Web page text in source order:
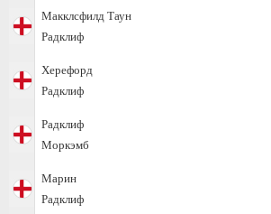
Макклсфилд Таун
Радклиф
Херефорд
Радклиф
Радклиф
Моркэмб
Марин
Радклиф